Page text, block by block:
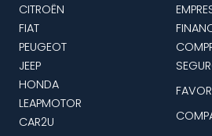
CITROËN
FIAT
PEUGEOT
JEEP
HONDA
LEAPMOTOR
CAR2U